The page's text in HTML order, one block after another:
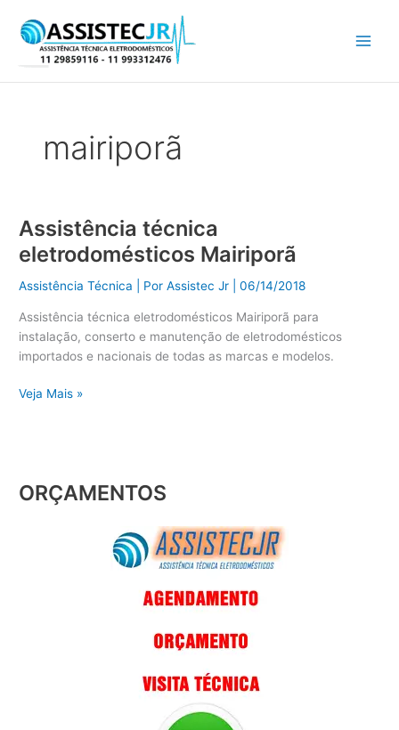
para
conteúdo
mairiporã
Assistência técnica
eletrodomésticos Mairiporã
Assistência Técnica | PorAssistec Jr |06/14/2018
Assistência técnica eletrodomésticos Mairiporã para
instalação, conserto e manutenção de eletrodomésticos
importados e nacionais de todas as marcas e modelos.
Assistência
técnica
eletrodomésticos
Mairiporã
Veja Mais »
ORÇAMENTOS